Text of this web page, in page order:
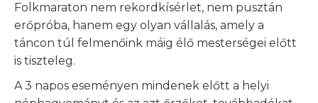
Folkmaraton nem rekordkísérlet, nem pusztán
erőpróba, hanem egy olyan vállalás, amely a
táncon túl felmenőink máig élő mesterségei előtt
is tiszteleg.
A 3 napos eseményen mindenek előtt a helyi